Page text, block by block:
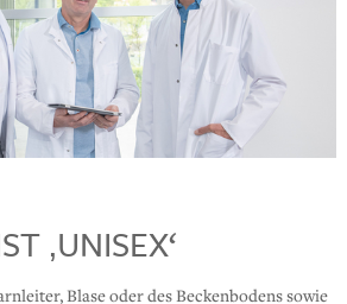
‚UNISEX‘
Blase oder des Beckenbodens sowie